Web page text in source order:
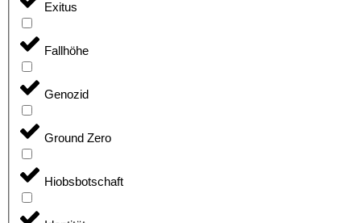
Exitus
Fallhöhe
Genozid
Ground Zero
Hiobsbotschaft